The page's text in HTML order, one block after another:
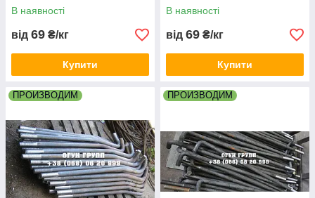
В наявності
від 69 ₴/кг
Купити
В наявності
від 69 ₴/кг
Купити
ПРОИЗВОДИМ ПРОИЗВОДИМ